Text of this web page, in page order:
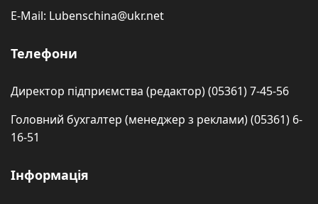
E-Mail: Lubenschina@ukr.net
Телефони
Директор підприємства (редактор) (05361) 7-45-56
Головний бухгалтер (менеджер з реклами) (05361) 6-
16-51
Інформація